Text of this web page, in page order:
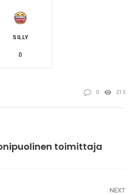
SILLY
0
0 215
toimittaja
NEXT